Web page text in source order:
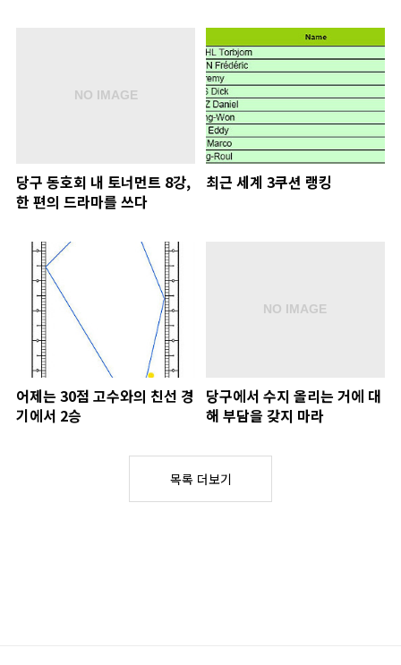
당구 동호회 내 토너먼트 8강,
한 편의 드라마를 쓰다
최근 세계 3쿠션 랭킹
어제는 30점 고수와의 친선 경
기에서 2승
당구에서 수지 올리는 거에 대
해 부담을 갖지 마라
목록 더보기